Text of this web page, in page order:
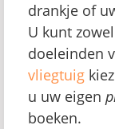
drankje of
U kunt
doeleinden
vliegtuig
u uw eigen
boeken.